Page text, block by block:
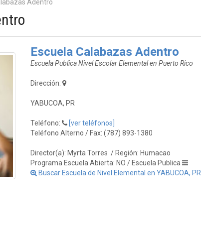
Adentro
Escuela Calabazas Adentro
Escuela Publica Nivel Escolar Elemental en Puerto Rico
Dirección:
YABUCOA, PR
Teléfono:
[ver teléfonos]
Teléfono Alterno / Fax: (787) 893-1380
Director(a): Myrta Torres / Región: Humacao
Programa Escuela Abierta: NO / Escuela Publica
Buscar Escuela de Nivel Elemental en YABUCOA, PR